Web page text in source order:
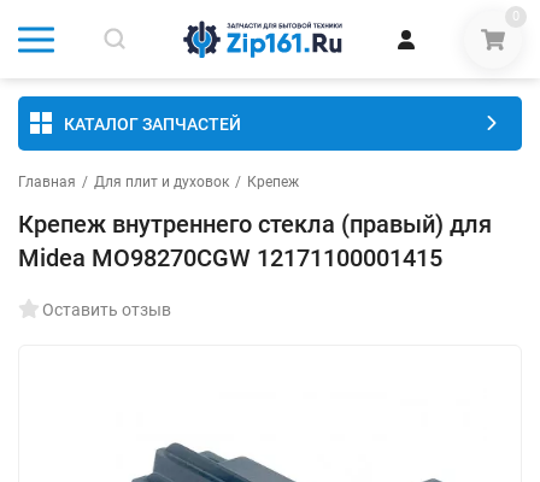
0
КАТАЛОГ ЗАПЧАСТЕЙ
Главная / Для плит и духовок / Крепеж
Крепеж внутреннего стекла (правый) для
Midea MO98270CGW 12171100001415
Оставить отзыв